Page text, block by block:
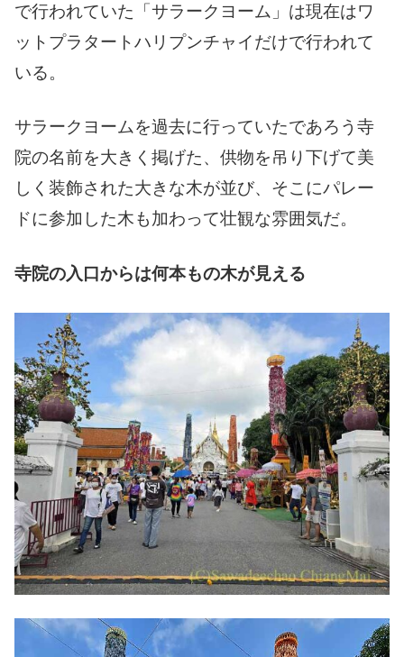
で行われていた「サラークヨーム」は現在はワ
ットプラタートハリプンチャイだけで行われて
いる。
サラークヨームを過去に行っていたであろう寺
院の名前を大きく掲げた、供物を吊り下げて美
しく装飾された大きな木が並び、そこにパレー
ドに参加した木も加わって壮観な雰囲気だ。
寺院の入口からは何本もの木が見える